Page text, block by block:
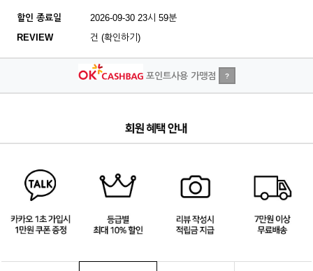
할인 종료일
2026-09-30 23시 59분
REVIEW
건 (확인하기)
포인트사용 가맹점 ?